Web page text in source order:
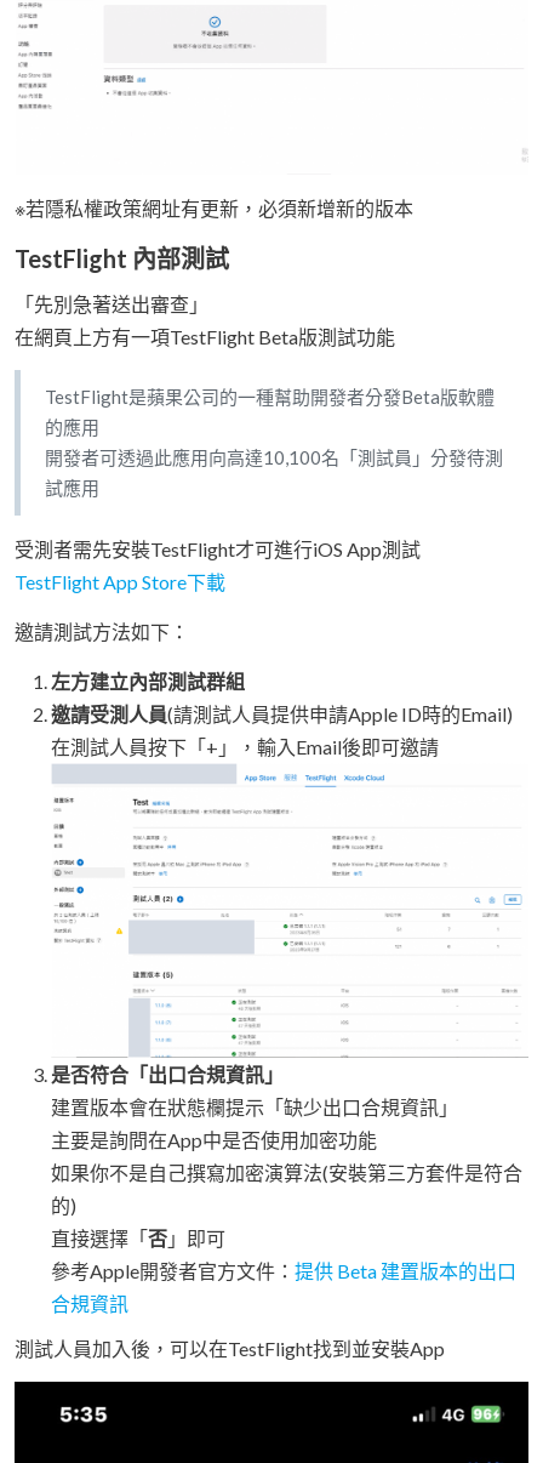
※若隱私權政策網址有更新，必須新增新的版本
TestFlight 內部測試
「先別急著送出審查」
在網頁上方有一項TestFlight Beta版測試功能
TestFlight是蘋果公司的一種幫助開發者分發Beta版軟體
的應用
開發者可透過此應用向高達10,100名「測試員」分發待測
試應用
受測者需先安裝TestFlight才可進行iOS App測試
TestFlight App Store下載
邀請測試方法如下：
左方建立內部測試群組
邀請受測人員(請測試人員提供申請Apple ID時的Email)
在測試人員按下「+」，輸入Email後即可邀請
是否符合「出口合規資訊」
建置版本會在狀態欄提示「缺少出口合規資訊」
主要是詢問在App中是否使用加密功能
如果你不是自己撰寫加密演算法(安裝第三方套件是符合
的)
直接選擇「否 」即可
參考Apple開發者官方文件： 提供 Beta 建置版本的出口
合規資訊
測試人員加入後，可以在TestFlight找到並安裝App